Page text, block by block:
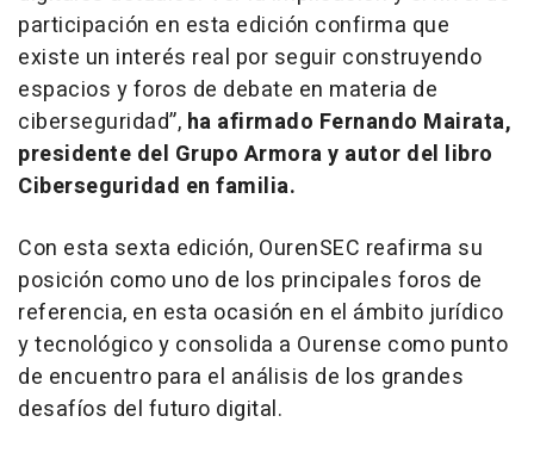
participación en esta edición confirma que
existe un interés real por seguir construyendo
espacios y foros de debate en materia de
ciberseguridad”, ha afirmado Fernando Mairata,
presidente del Grupo Armora y autor del libro
Ciberseguridad en familia.
Con esta sexta edición, OurenSEC reafirma su
posición como uno de los principales foros de
referencia, en esta ocasión en el ámbito jurídico
y tecnológico y consolida a Ourense como punto
de encuentro para el análisis de los grandes
desafíos del futuro digital.